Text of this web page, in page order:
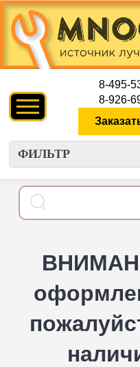
8-495-
8-926-
ФИЛЬТР